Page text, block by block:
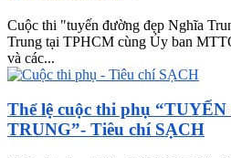
Cuộc thi "tuyến đường đẹp Nghĩa
Trung tại TPHCM cùng Ủy ban
và các...
Thể lệ cuộc thi phụ
TRUNG”- Tiêu chí SẠCH